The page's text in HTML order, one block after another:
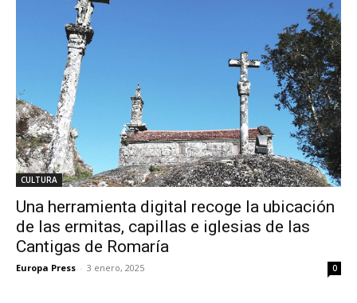
CULTURA
Una herramienta digital recoge la ubicación
de las ermitas, capillas e iglesias de las
Cantigas de Romaría
Europa Press - 3 enero, 2025 0